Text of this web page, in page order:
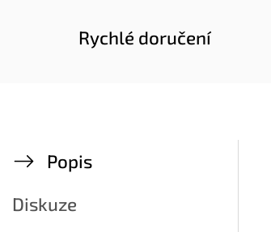
Rychlé doručení
Popis
Diskuze